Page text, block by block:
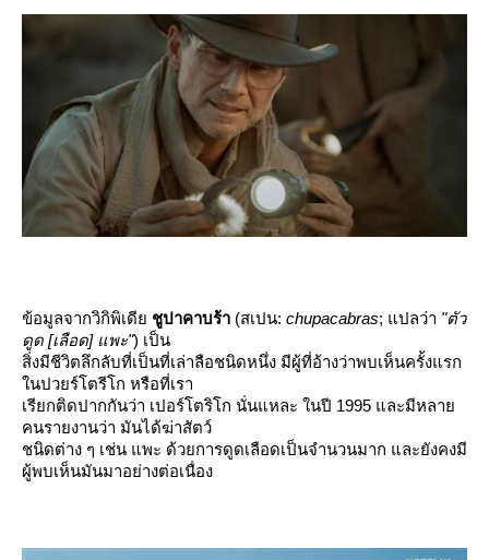
ข้อมูลจากวิกิพิเดี ชูปาคาบร้า (สเปน: chupacabras; แปลว่า "ตัว
ดูด [เลือด] แพะ") เป็น
สิ่งมีชีวิตลึกลับที่เป็นที่เล่าลือชนิดหนึ่ง มีผู้ที่อ้างว่าพบเห็นครั้งแรก
นปวยร์โตรีโก หรือที่เรา
เรียกติดปากกันว่า เปอร์โตริโก นั่นแหละ ในปี 1995 และมีหลา
คนรายงานว่า มันได้ฆ่าสัตว์
ชนิดต่าง ๆ เช่น พะ ด้วยการดูดเลือดเป็นจำนวนมาก และยังคงมี
ผู้พบเห็นมันมาอย่างต่อเนื่อง